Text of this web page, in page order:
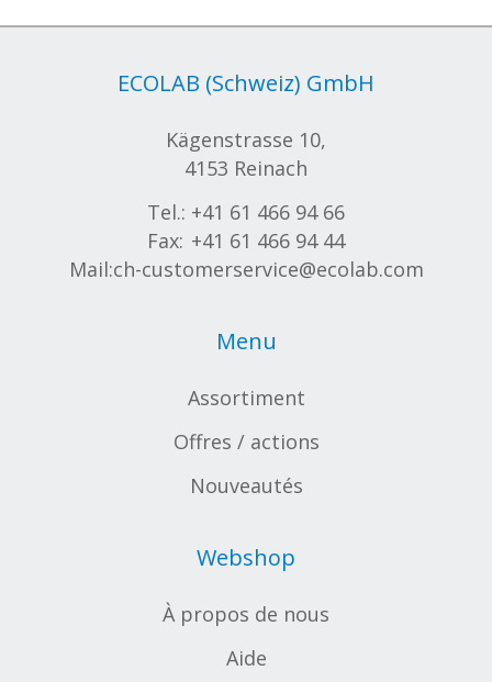
ECOLAB (Schweiz) GmbH
Kägenstrasse 10,
4153 Reinach
Tel.: +41 61 466 94 66
Fax: +41 61 466 94 44
Mail:ch-customerservice@ecolab.com
Menu
Assortiment
Offres / actions
Nouveautés
Webshop
À propos de nous
Aide